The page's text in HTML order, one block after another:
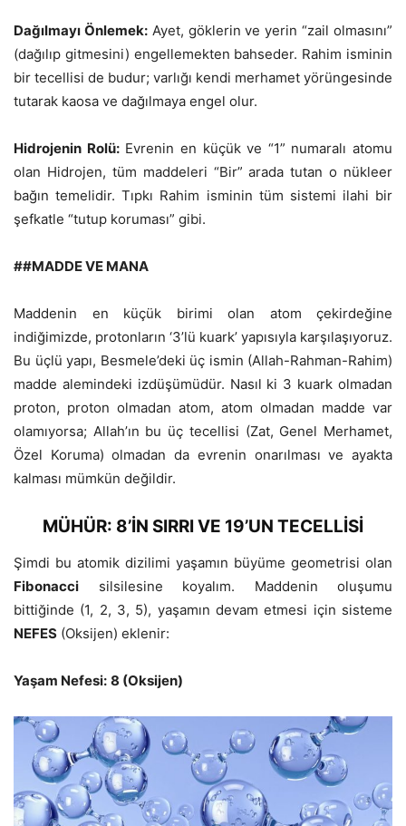
Dağılmayı Önlemek:Ayet, göklerin ve yerin “zail olmasını”
(dağılıp gitmesini) engellemekten bahseder. Rahim isminin
bir tecellisi de budur; varlığı kendi merhamet yörüngesinde
tutarak kaosa ve dağılmaya engel olur.
Hidrojenin Rolü:Evrenin en küçük ve “1” numaralı atomu
olan Hidrojen, tüm maddeleri “Bir” arada tutan o nükleer
bağın temelidir. Tıpkı Rahim isminin tüm sistemi ilahi bir
şefkatle “tutup koruması” gibi.
##MADDE VE MANA
Maddenin en küçük birimi olan atom çekirdeğine
indiğimizde, protonların ‘3’lü kuark’ yapısıyla karşılaşıyoruz.
Bu üçlü yapı, Besmele’deki üç ismin (Allah-Rahman-Rahim)
madde alemindeki izdüşümüdür. Nasıl ki 3 kuark olmadan
proton, proton olmadan atom, atom olmadan madde var
olamıyorsa; Allah’ın bu üç tecellisi (Zat, Genel Merhamet,
Özel Koruma) olmadan da evrenin onarılması ve ayakta
kalması mümkün değildir.
MÜHÜR: 8’İN SIRRI VE 19’UN TECELLİSİ
Şimdi bu atomik dizilimi yaşamın büyüme geometrisi olan
Fibonacci silsilesine koyalım. Maddenin oluşumu
bittiğinde (1, 2, 3, 5), yaşamın devam etmesi için sisteme
NEFES (Oksijen) eklenir:
Yaşam Nefesi: 8 (Oksijen)